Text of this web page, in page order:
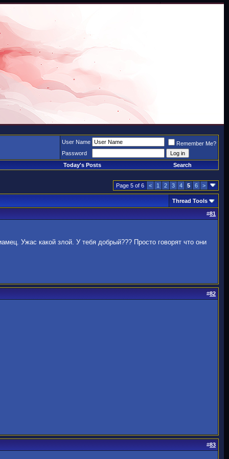
User Name
Remember Me?
Password
Today's Posts
Search
Page 5 of 6 < 1 2 3 4 5 6 >
Thread Tools
#81
Ужас какой злой. У тебя добрый??? Просто говорят что они
#82
#83